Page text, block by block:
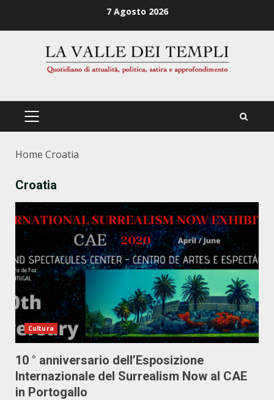
7 Agosto 2026
PRIMÄRES
Home Croatia
Croatia
Cultura
10 ° anniversario dell’Esposizione
Internazionale del Surrealism Now al CAE
in Portogallo